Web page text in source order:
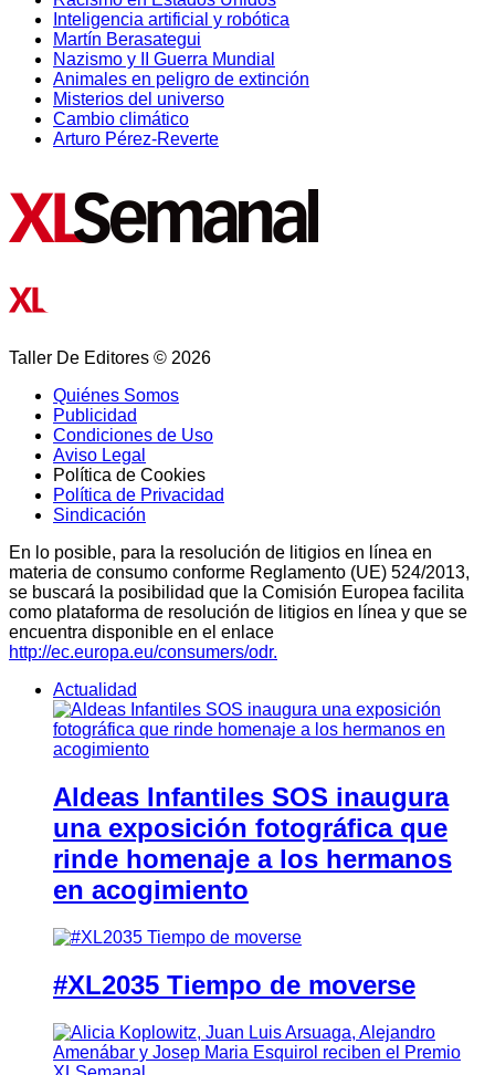
Inteligencia artificial y robótica
Martín Berasategui
Nazismo y II Guerra Mundial
Animales en peligro de extinción
Misterios del universo
Cambio climático
Arturo Pérez-Reverte
Taller De Editores © 2026
Quiénes Somos
Publicidad
Condiciones de Uso
Aviso Legal
Política de Cookies
Política de Privacidad
Sindicación
En lo posible, para la resolución de litigios en línea en
materia de consumo conforme Reglamento (UE) 524/2013,
se buscará la posibilidad que la Comisión Europea facilita
como plataforma de resolución de litigios en línea y que se
encuentra disponible en el enlace
http://ec.europa.eu/consumers/odr.
Actualidad
Aldeas Infantiles SOS inaugura
una exposición fotográfica que
rinde homenaje a los hermanos
en acogimiento
#XL2035 Tiempo de moverse